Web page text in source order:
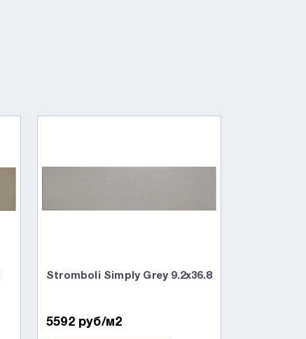
Stromboli Simply Grey 9.2x36.8
5592 руб/м2